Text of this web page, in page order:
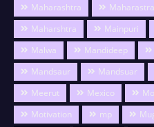
Maharashtra
Maharastra
Maharshtra
Mainpuri
Malwa
Mandideep
Mandsaur
Mandsuar
Meerut
Mexico
Motivation
mp